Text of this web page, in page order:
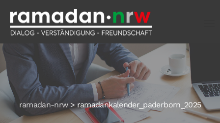
ramadan-nrw> ramadankalender_paderborn_2025